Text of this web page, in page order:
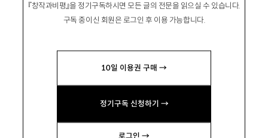
『창작과비평』을 정기구독하시면 모든 글의 전문을 읽으실 수 있습니다.
구독 중이신 회원은 로그인 후 이용 가능합니다.
10일 이용권 구매 →
정기구독 신청하기 →
로그인 →
박동억朴東檍
학』 『침묵과 쟁론』, 공저서 『끝없이 투명해지는
언어』 『1950년대생 비평가 연구 2』 등이 있음.